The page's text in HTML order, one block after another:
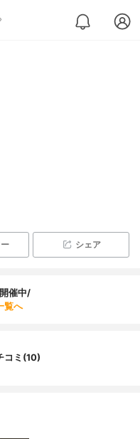
シェア
催中/
覧へ
コミ(10)